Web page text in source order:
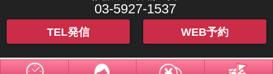
コメント：猛暑が続き、外を歩くのも嫌になりますが、まりあ様を応援するた
め、今日も池袋へやってきました😄 本日のファッションは、オフショルのトッ
用。 先日早退したっぽかったので、心配して聞くと 「よく気づいたね！暑さ
にまだ身体が慣れてないんだよねー」 と連日の猛暑にちょっとやられていると
03-5927-1537
TEL発信 WEB予約